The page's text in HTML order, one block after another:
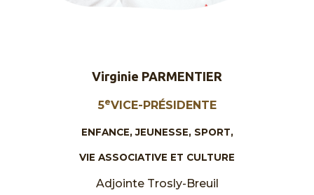
Virginie PARMENTIER
5eVICE-PRÉSIDENTE
ENFANCE, JEUNESSE, SPORT,
VIE ASSOCIATIVE ET CULTURE
Adjointe Trosly-Breuil